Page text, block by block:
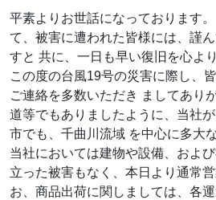
平素よりお世話になっております
て、被害に遭われた皆様には、謹
すと 共に、一日も早い復旧を心よ
この度の台風19号の災害に際し、
ご連絡を多数いただき ましてあり
道等でもありましたように、当社
市でも、千曲川流域 を中心に多大
当社においては建物や設備、およ
立った被害もなく、本日より通常
お、商品出荷に関しましては、各